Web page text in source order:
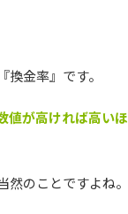
『換金率』 です。
値が高ければ高いほ
のことですよね。